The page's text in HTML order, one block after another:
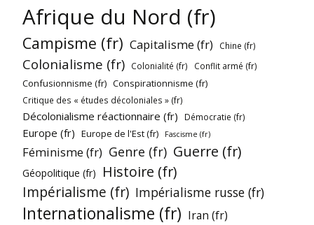
Afrique du Nord (fr)
Campisme (fr) Capitalisme (fr) Chine (fr)
Colonialisme (fr) Colonialité (fr) Conflit armé (fr)
Confusionnisme (fr) Conspirationnisme (fr)
Critique des « études décoloniales » (fr)
Décolonialisme réactionnaire (fr) Démocratie (fr)
Europe (fr) Europe de l'Est (fr) Fascisme (fr)
Féminisme (fr) Genre (fr) Guerre (fr)
Géopolitique (fr)
Histoire (fr)
Impérialisme (fr) Impérialisme russe (fr)
Internationalisme (fr) Iran (fr)